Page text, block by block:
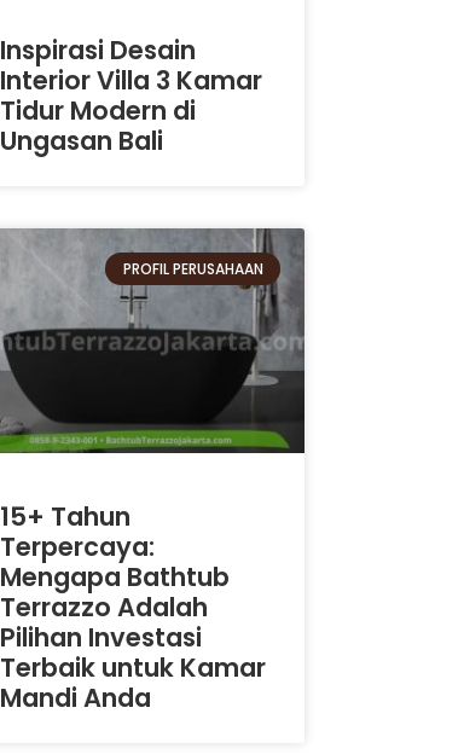
Inspirasi Desain
Interior Villa 3 Kamar
Tidur Modern di
Ungasan Bali
PROFIL PERUSAHAAN
15+ Tahun
Terpercaya:
Mengapa Bathtub
Terrazzo Adalah
Pilihan Investasi
Terbaik untuk Kamar
Mandi Anda